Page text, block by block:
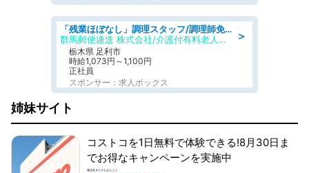
＞
「残業ほぼなし」調理スタッフ/調理師免許必須/正職員/日勤のみ/介護付き有料老人ホーム/社会保障完備
群馬郵便逓送 株式会社/介護付有料老人ホーム ふる里
栃木県 足利市
時給1,073円～1,100円
正社員
スポンサー：求人ボックス
姉妹サイト
コストコを1日無料で体験できる!8月30日ま
でお得なキャンペーンを実施中